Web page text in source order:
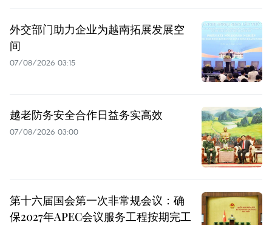
外交部门助力企业为越南拓展发展空
间
07/08/2026 03:15
越老防务安全合作日益务实高效
07/08/2026 03:00
第十六届国会第一次非常规会议：确
保2027年APEC会议服务工程按期完工